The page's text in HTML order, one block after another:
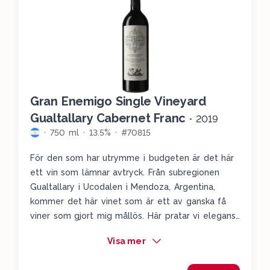
Gran Enemigo Single Vineyard
Gualtallary Cabernet Franc • 2019
750 ml 13.5% #70815
För den som har utrymme i budgeten är det här
ett vin som lämnar avtryck. Från subregionen
Gualtallary i Ucodalen i Mendoza, Argentina,
kommer det här vinet som är ett av ganska få
viner som gjort mig mållös. Här pratar vi elegans,
i glaset och i munnen. Vi får en uppvisning av
Visa mer